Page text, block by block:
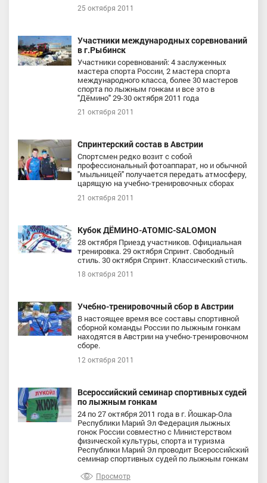
25 октября 2011
Участники международных соревнований
в г.Рыбинск
Участники соревнований: 4 заслуженных
мастера спорта России, 2 мастера спорта
международного класса, более 30 мастеров
спорта по лыжным гонкам и все это в
"Дёмино" 29-30 октября 2011 года
21 октября 2011
Спринтерский состав в Австрии
Спортсмен редко возит с собой
профессиональный фотоаппарат, но и обычной
"мыльницей" получается передать атмосферу,
царящую на учебно-тренировочных сборах
21 октября 2011
Кубок ДЁМИНО-ATOMIC-SALOMON
28 октября Приезд участников. Официальная
тренировка. 29 октября Спринт. Свободный
стиль. 30 октября Спринт. Классический cтиль.
18 октября 2011
Учебно-тренировочный сбор в Австрии
В настоящее время все составы спортивной
сборной команды России по лыжным гонкам
находятся в Австрии на учебно-тренировочном
сборе.
12 октября 2011
Всероссийский семинар спортивных судей
по лыжным гонкам
24 по 27 октября 2011 года в г. Йошкар-Ола
Республики Марий Эл Федерация лыжных
гонок России совместно с Министерством
физической культуры, спорта и туризма
Республики Марий Эл проводит Всероссийский
семинар спортивных судей по лыжным гонкам
Просмотр